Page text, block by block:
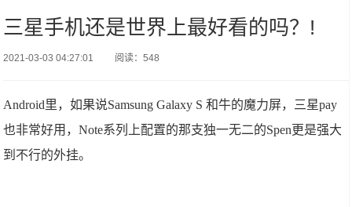
三星手机还是世界上最好看的吗？!
2021-03-03 04:27:01 阅读：548
Android里，如果说Samsung Galaxy S 和牛的魔力屏，三星pay
也非常好用，Note系列上配置的那支独一无二的Spen更是强大
到不行的外挂。